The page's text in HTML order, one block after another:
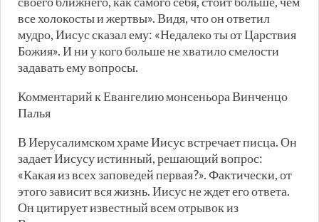
все холокосты и жертвы». Видя, что он ответил
мудро, Иисус сказал ему: «Недалеко ты от Царствия
Божия». И ни у кого больше не хватило смелости
задавать ему вопросы.
Комментарий к Евангелию монсеньора Винченцо
Палья
В Иерусалимском храме Иисус встречает писца. Он
задает Иисусу истинный, решающий вопрос:
«Какая из всех заповедей первая?». Фактически, от
этого зависит вся жизнь. Иисус не ждет его ответа.
Он цитирует известный всем отрывок из